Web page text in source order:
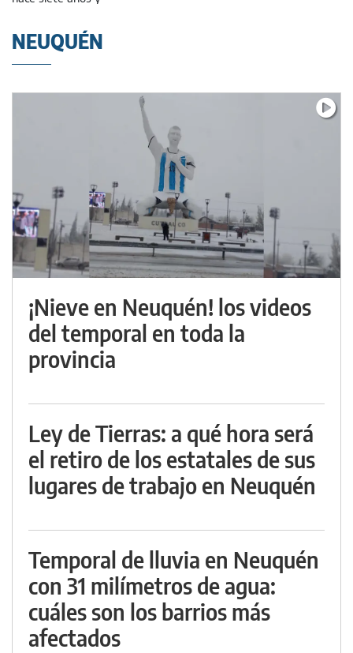
NEUQUÉN
¡Nieve en Neuquén! los videos
del temporal en toda la
provincia
Ley de Tierras: a qué hora será
el retiro de los estatales de sus
lugares de trabajo en Neuquén
Temporal de lluvia en Neuquén
con 31 milímetros de agua:
cuáles son los barrios más
afectados